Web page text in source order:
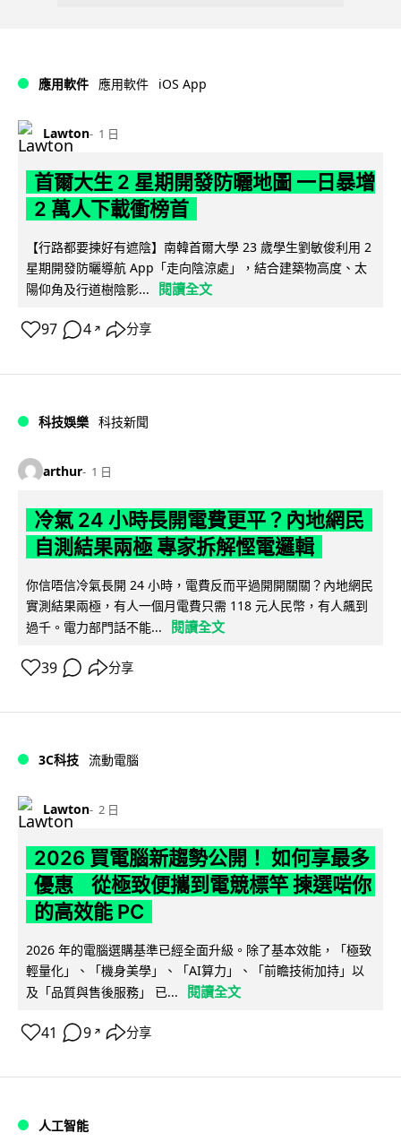
應用軟件 應用軟件 iOS App
Lawton 1 日
首爾大生 2 星期開發防曬地圖 一日暴增
2 萬人下載衝榜首
【行路都要揀好有遮陰】南韓首爾大學 23 歲學生劉敏俊利用 2
星期開發防曬導航 App「走向陰涼處」，結合建築物高度、太
陽仰角及行道樹陰影...
閱讀全文
97 4 ↗ 分享
科技娛樂 科技新聞
arthur 1 日
冷氣 24 小時長開電費更平？內地網民
自測結果兩極 專家拆解慳電邏輯
你信唔信冷氣長開 24 小時，電費反而平過開開關關？內地網民
實測結果兩極，有人一個月電費只需 118 元人民幣，有人飆到
過千。電力部門話不能...
閱讀全文
39 分享
3C科技 流動電腦
Lawton 2 日
2026 買電腦新趨勢公開！ 如何享最多
優惠 從極致便攜到電競標竿 揀選啱你
的高效能 PC
2026 年的電腦選購基準已經全面升級。除了基本效能，「極致
輕量化」、「機身美學」、「AI算力」、「前瞻技術加持」以
及「品質與售後服務」 已...
閱讀全文
41 9 ↗ 分享
人工智能